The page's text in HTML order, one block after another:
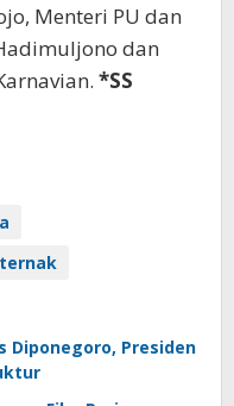
Menteri PU dan
dan
*SS
Diponegoro, Presiden